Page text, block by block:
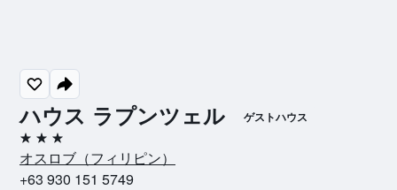
ハウス ラプンツェル ゲストハウス
3つ星
オスロブ​（フィリピン​）​
+63 930 151 5749